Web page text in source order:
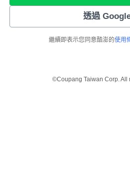
透過
繼續即表示您同意酷澎的使用
©Coupang Taiwan Corp. All